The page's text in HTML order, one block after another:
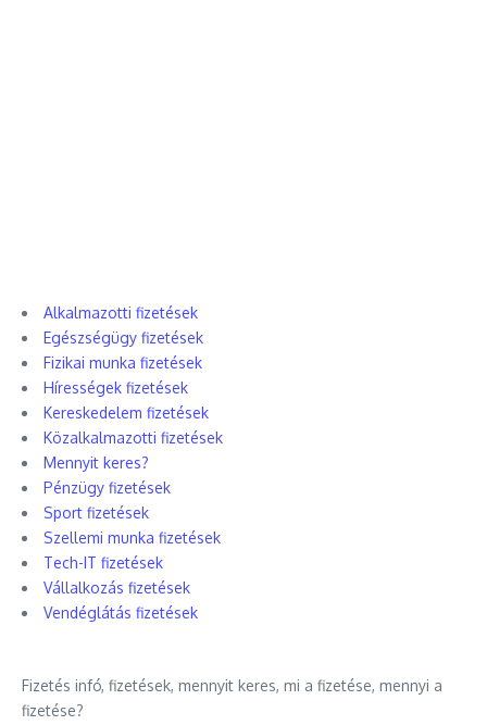
Alkalmazotti fizetések
Egészségügy fizetések
Fizikai munka fizetések
Hírességek fizetések
Kereskedelem fizetések
Közalkalmazotti fizetések
Mennyit keres?
Pénzügy fizetések
Sport fizetések
Szellemi munka fizetések
Tech-IT fizetések
Vállalkozás fizetések
Vendéglátás fizetések
Fizetés infó, fizetések, mennyit keres, mi a fizetése, mennyi a
fizetése?